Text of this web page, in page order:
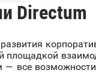
Directum
площадкой
— все